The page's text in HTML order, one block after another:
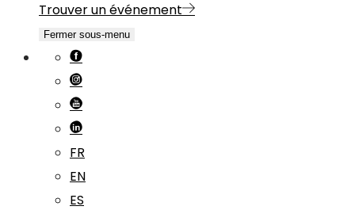
Trouver un événement
Fermer sous-menu
FR
EN
ES